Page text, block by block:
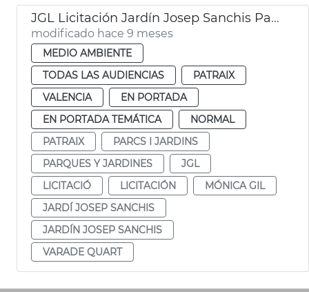
JGL Licitación Jardín Josep Sanchis Patraix
modificado hace 9 meses
MEDIO AMBIENTE
TODAS LAS AUDIENCIAS
PATRAIX
VALENCIA
EN PORTADA
EN PORTADA TEMÁTICA
NORMAL
PATRAIX
PARCS I JARDINS
PARQUES Y JARDINES
JGL
LICITACIÓ
LICITACIÓN
MÓNICA GIL
JARDÍ JOSEP SANCHIS
JARDÍN JOSEP SANCHIS
VARADE QUART